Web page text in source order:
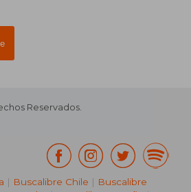
Reservados.
| Buscalibre Chile | Buscalibre